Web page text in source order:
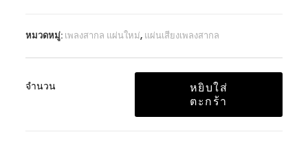
หมวดหมู่: เพลงสากล แผ่นใหม่, แผ่นเสียงเพลงสากล
จำนวน
หยิบใส่
ตะกร้า